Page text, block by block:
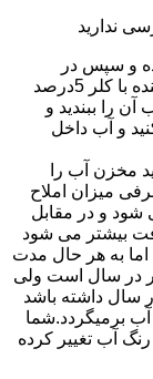
ندارید
و سپس در
100لیتر آب یک قاشق چای خوری مایع سفید کننده با کلر 5درصد
مدت 12 ساعت درب آن را ببندید و
و آب داخل
مخزن آب را
میزان املاح
شود و در مقابل
بیشتر می شود
اما به هر حال مدت
در سال است ولی
سال داشته باشد
برمیگردد.شما
آب تغییر کرده